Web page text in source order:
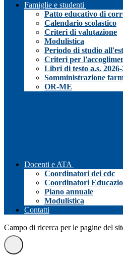
Famiglie e studenti
Patto educativo di
Calendario scolastico
Criteri di valutazione
Modulistica
Periodo di studio
Criteri per
Libri di testo a.s. 2026-
Somministrazione
OR-ME
Docenti e ATA
Coordinatori dei cdc
Coordinatori
Piano annuale
Modulistica
Contatti
Campo di ricerca per le pagine del